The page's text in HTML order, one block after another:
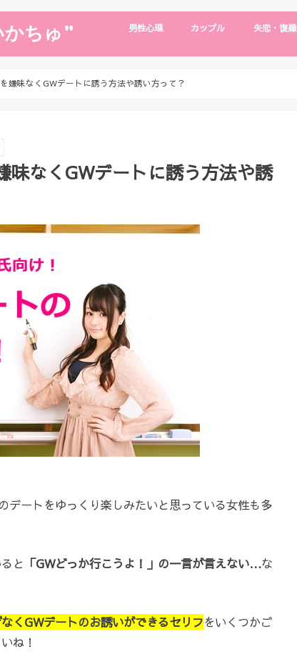
ちゅ” 男性心理
片思い
男性心理
浮気・別れたい
カップル
デート・旅行
遠距離恋愛
年下彼氏
失恋・復縁
復縁・失恋
復縁の裏技
嫌味なくGWデートに誘う方法や誘い方って？
味なくGWデートに誘う方法や誘
デートをゆっくり楽しみたいと思っている女性も多
と 「GWどっか行こうよ！」の一言が言えない…な
くGWデートのお誘いができるセリフをいくつかご
ね！